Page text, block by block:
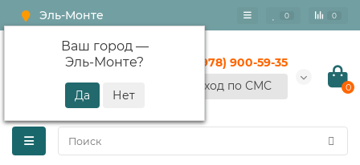
Эль-Монте
Ваш город —
Эль-Монте?
0 0
+7 (978) 900-59-35
Вход по СМС
0